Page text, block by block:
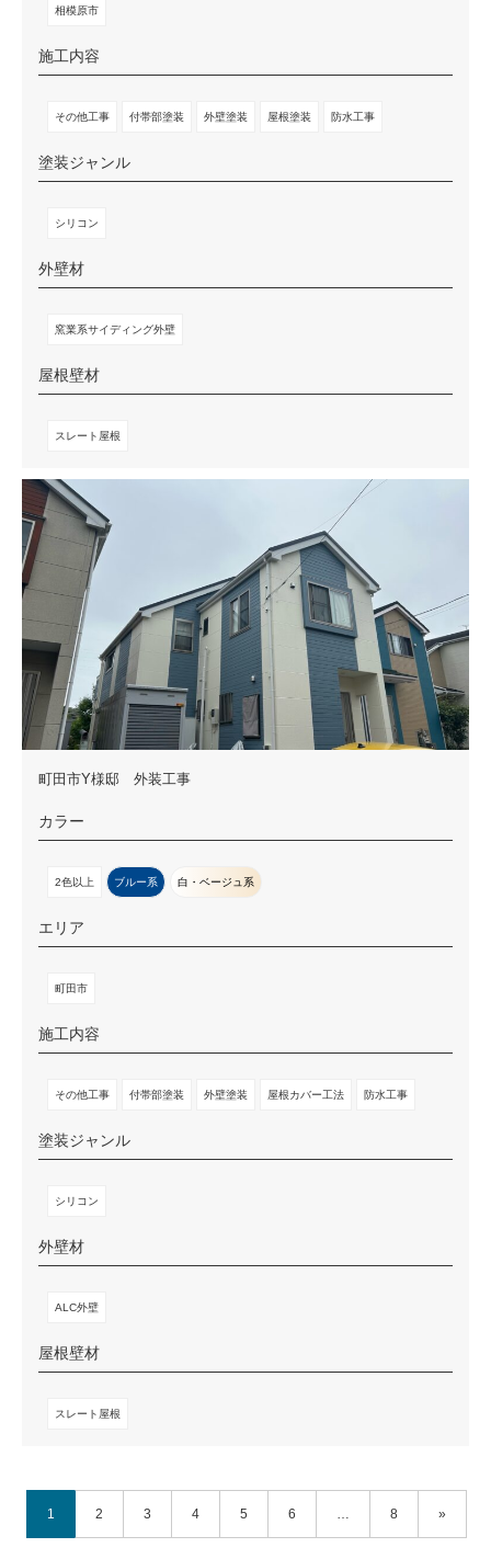
相模原市
施工内容
その他工事 付帯部塗装 外壁塗装 屋根塗装 防水工事
塗装ジャンル
シリコン
外壁材
窯業系サイディング外壁
屋根壁材
スレート屋根
町田市Y様邸 外装工事
カラー
2色以上 ブルー系 白・ベージュ系
エリア
町田市
施工内容
その他工事 付帯部塗装 外壁塗装 屋根カバー工法 防水工事
塗装ジャンル
シリコン
外壁材
ALC外壁
屋根壁材
スレート屋根
1 2 3 4 5 6 8 »